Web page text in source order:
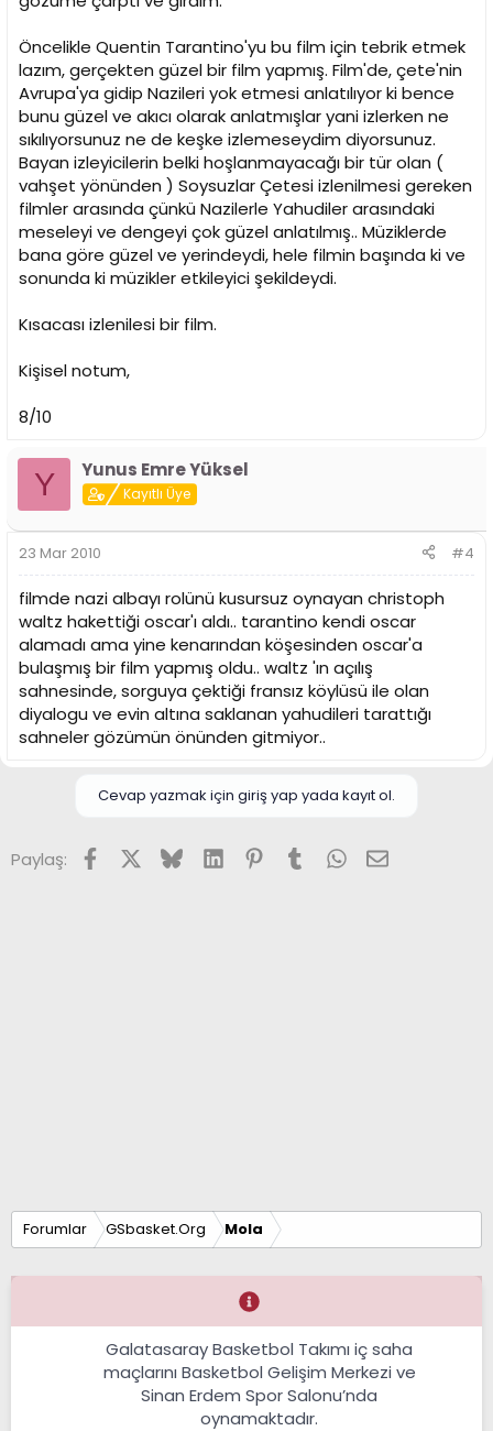
Öncelikle Quentin Tarantino'yu bu film için tebrik etmek
lazım, gerçekten güzel bir film yapmış. Film'de, çete'nin
Avrupa'ya gidip Nazileri yok etmesi anlatılıyor ki bence
bunu güzel ve akıcı olarak anlatmışlar yani izlerken ne
sıkılıyorsunuz ne de keşke izlemeseydim diyorsunuz.
Bayan izleyicilerin belki hoşlanmayacağı bir tür olan (
vahşet yönünden ) Soysuzlar Çetesi izlenilmesi gereken
filmler arasında çünkü Nazilerle Yahudiler arasındaki
meseleyi ve dengeyi çok güzel anlatılmış.. Müziklerde
bana göre güzel ve yerindeydi, hele filmin başında ki ve
sonunda ki müzikler etkileyici şekildeydi.
Kısacası izlenilesi bir film.
Kişisel notum,
8/10
Y Yunus Emre Yüksel
Kayıtlı Üye
23 Mar 2010 #4
filmde nazi albayı rolünü kusursuz oynayan christoph
waltz hakettiği oscar'ı aldı.. tarantino kendi oscar
alamadı ama yine kenarından köşesinden oscar'a
bulaşmış bir film yapmış oldu.. waltz 'ın açılış
sahnesinde, sorguya çektiği fransız köylüsü ile olan
diyalogu ve evin altına saklanan yahudileri tarattığı
sahneler gözümün önünden gitmiyor..
Cevap yazmak için giriş yap yada kayıt ol.
Paylaş: FacebookX (Twitter)
BlueskyLinkedInPinterest
TumblrWhatsApp
E-posta
Forumlar GSbasket.Org Mola
Galatasaray Basketbol Takımı iç saha
maçlarını Basketbol Gelişim Merkezi ve
Sinan Erdem Spor Salonu’nda
oynamaktadır.